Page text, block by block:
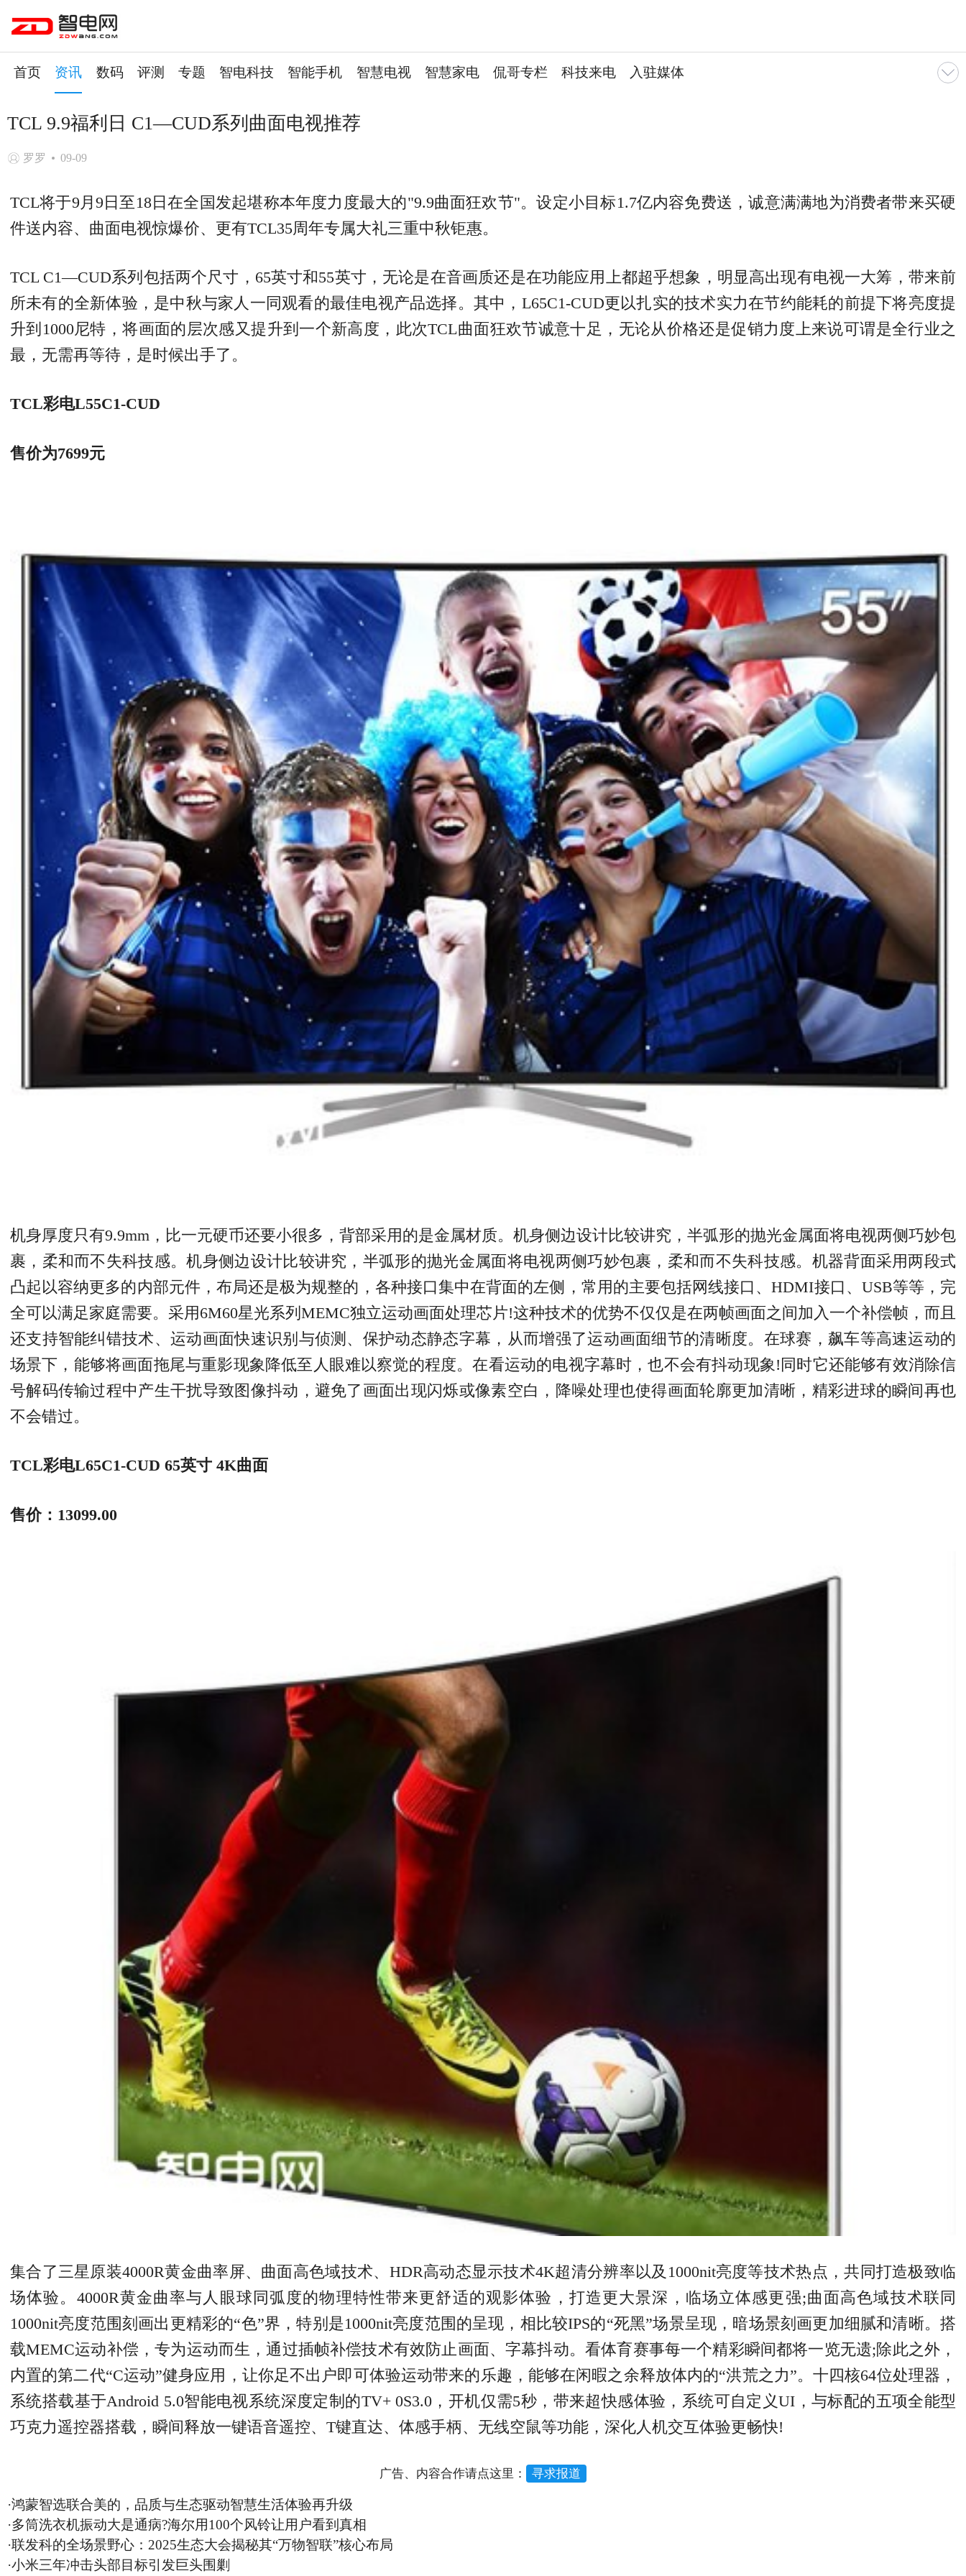
首页 资讯 数码 评测 专题 智电科技 智能手机 智慧电视 智慧家电 侃哥专栏 科技来电 入驻媒体
TCL 9.9福利日 C1—CUD系列曲面电视推荐
罗罗 09-09
TCL将于9月9日至18日在全国发起堪称本年度力度最大的"9.9曲面狂欢节"。设定小目标1.7亿内容免费送，诚意满满地为消费者带来买硬
件送内容、曲面电视惊爆价、更有TCL35周年专属大礼三重中秋钜惠。
TCL C1—CUD系列包括两个尺寸，65英寸和55英寸，无论是在音画质还是在功能应用上都超乎想象，明显高出现有电视一大筹，带来前
所未有的全新体验，是中秋与家人一同观看的最佳电视产品选择。其中，L65C1-CUD更以扎实的技术实力在节约能耗的前提下将亮度提
升到1000尼特，将画面的层次感又提升到一个新高度，此次TCL曲面狂欢节诚意十足，无论从价格还是促销力度上来说可谓是全行业之
最，无需再等待，是时候出手了。
TCL彩电L55C1-CUD
售价为7699元
机身厚度只有9.9mm，比一元硬币还要小很多，背部采用的是金属材质。机身侧边设计比较讲究，半弧形的抛光金属面将电视两侧巧妙包
裹，柔和而不失科技感。机身侧边设计比较讲究，半弧形的抛光金属面将电视两侧巧妙包裹，柔和而不失科技感。机器背面采用两段式
凸起以容纳更多的内部元件，布局还是极为规整的，各种接口集中在背面的左侧，常用的主要包括网线接口、HDMI接口、USB等等，完
全可以满足家庭需要。采用6M60星光系列MEMC独立运动画面处理芯片!这种技术的优势不仅仅是在两帧画面之间加入一个补偿帧，而且
还支持智能纠错技术、运动画面快速识别与侦测、保护动态静态字幕，从而增强了运动画面细节的清晰度。在球赛，飙车等高速运动的
场景下，能够将画面拖尾与重影现象降低至人眼难以察觉的程度。在看运动的电视字幕时，也不会有抖动现象!同时它还能够有效消除信
号解码传输过程中产生干扰导致图像抖动，避免了画面出现闪烁或像素空白，降噪处理也使得画面轮廓更加清晰，精彩进球的瞬间再也
不会错过。
TCL彩电L65C1-CUD 65英寸 4K曲面
售价：13099.00
集合了三星原装4000R黄金曲率屏、曲面高色域技术、HDR高动态显示技术4K超清分辨率以及1000nit亮度等技术热点，共同打造极致临
场体验。4000R黄金曲率与人眼球同弧度的物理特性带来更舒适的观影体验，打造更大景深，临场立体感更强;曲面高色域技术联同
1000nit亮度范围刻画出更精彩的“色”界，特别是1000nit亮度范围的呈现，相比较IPS的“死黑”场景呈现，暗场景刻画更加细腻和清晰。搭
载MEMC运动补偿，专为运动而生，通过插帧补偿技术有效防止画面、字幕抖动。看体育赛事每一个精彩瞬间都将一览无遗;除此之外，
内置的第二代“C运动”健身应用，让你足不出户即可体验运动带来的乐趣，能够在闲暇之余释放体内的“洪荒之力”。十四核64位处理器，
系统搭载基于Android 5.0智能电视系统深度定制的TV+ 0S3.0，开机仅需5秒，带来超快感体验，系统可自定义UI，与标配的五项全能型
巧克力遥控器搭载，瞬间释放一键语音遥控、T键直达、体感手柄、无线空鼠等功能，深化人机交互体验更畅快!
广告、内容合作请点这里： 寻求报道
·鸿蒙智选联合美的，品质与生态驱动智慧生活体验再升级
·多筒洗衣机振动大是通病?海尔用100个风铃让用户看到真相
·联发科的全场景野心：2025生态大会揭秘其“万物智联”核心布局
·小米三年冲击头部目标引发巨头围剿